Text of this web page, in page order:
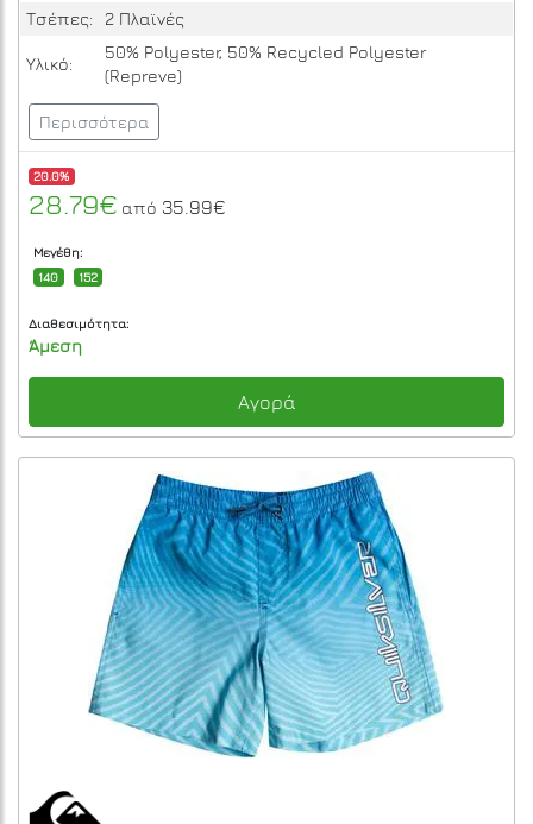
Τσέπες:
2 Πλαϊνές
Υλικό:
50% Polyester, 50% Recycled Polyester
(Repreve)
Περισσότερα
20.0%
28.79€ από 35.99€
Μεγέθη:
140
152
Διαθεσιμότητα:
Άμεση
Αγορά